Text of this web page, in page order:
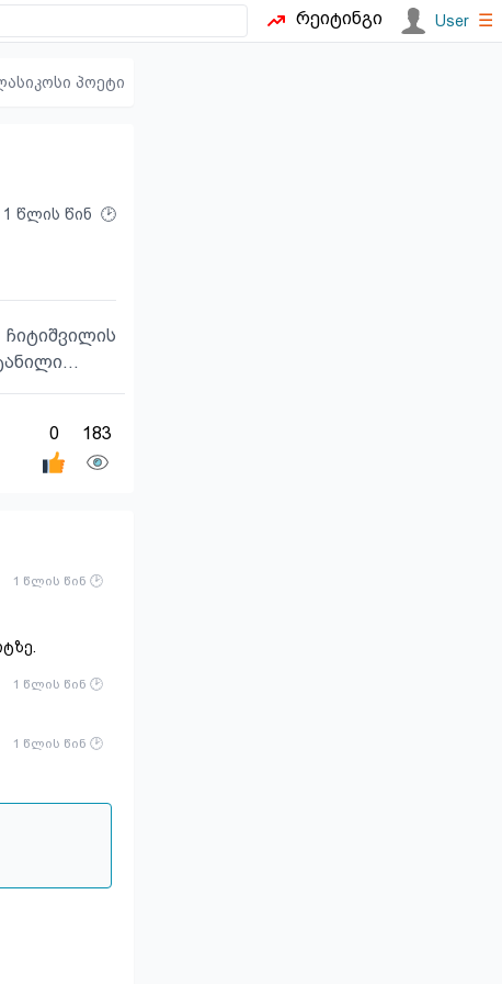
რეიტინგი User ☰
პოეტი
1 წლის წინ
0 183
1 წლის წინ
1 წლის წინ
1 წლის წინ